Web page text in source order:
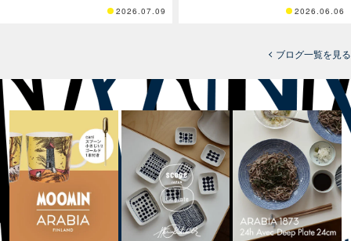
2026.07.09 2026.06.06
ブログ一覧を見る